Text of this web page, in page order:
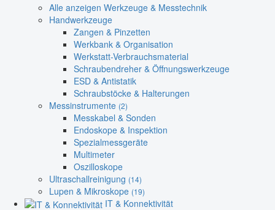
Alle anzeigen Werkzeuge & Messtechnik
Handwerkzeuge
Zangen & Pinzetten
Werkbank & Organisation
Werkstatt-Verbrauchsmaterial
Schraubendreher & Öffnungswerkzeuge
ESD & Antistatik
Schraubstöcke & Halterungen
Messinstrumente (2)
Messkabel & Sonden
Endoskope & Inspektion
Spezialmessgeräte
Multimeter
Oszilloskope
Ultraschallreinigung (14)
Lupen & Mikroskope (19)
IT & Konnektivität